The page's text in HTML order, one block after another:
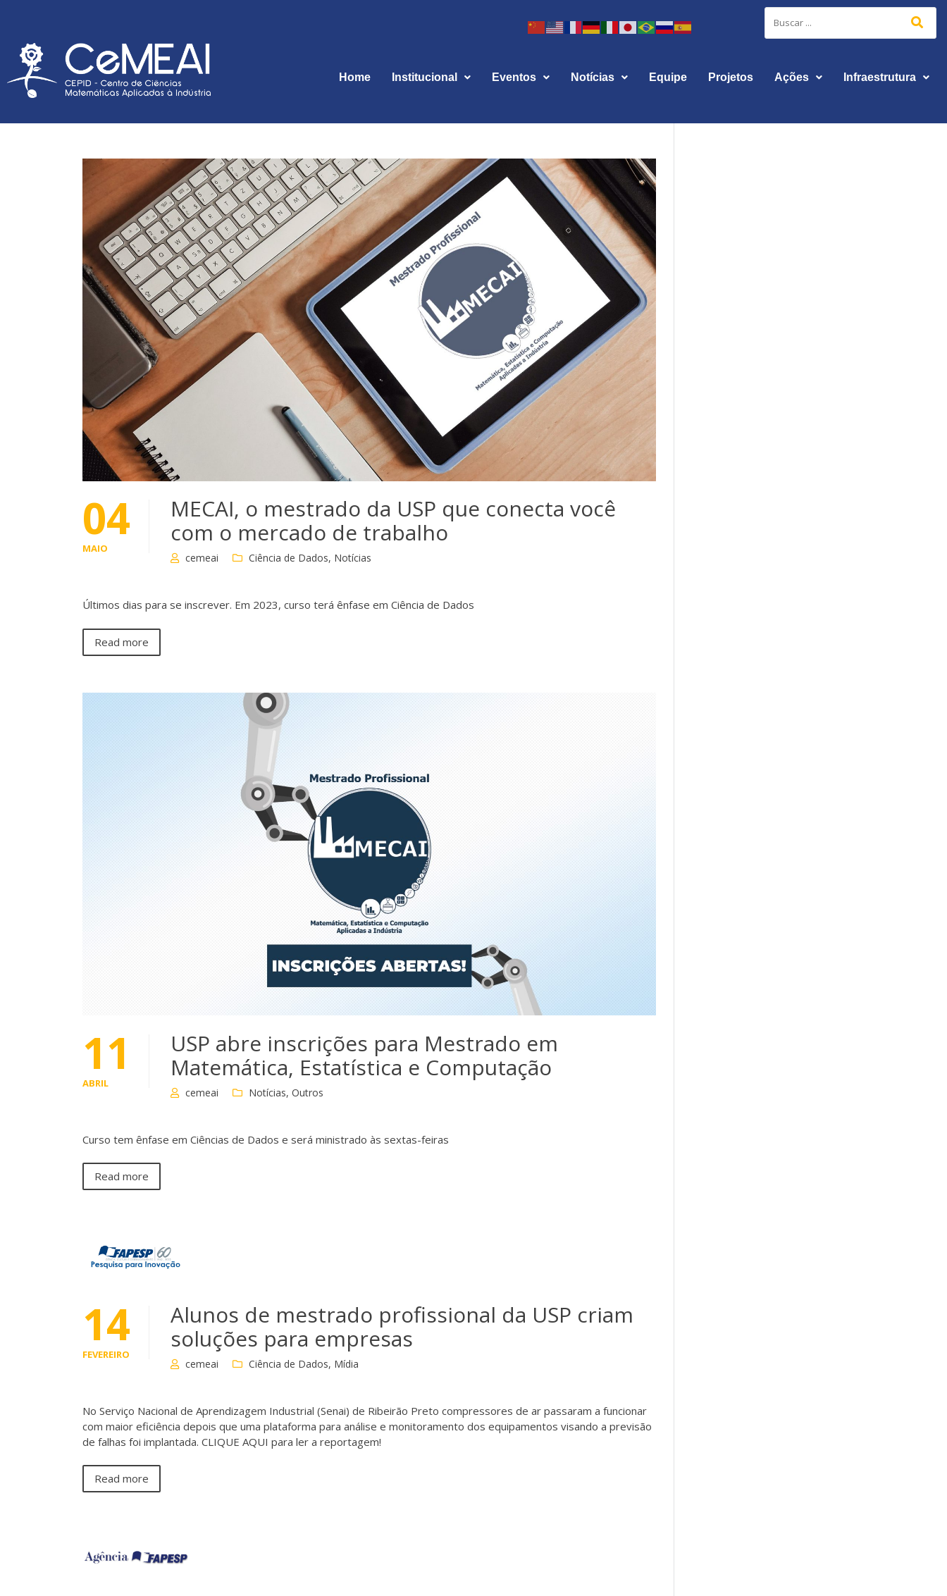
Home Institucional Eventos Notícias Equipe Projetos Ações Infraestrutura
04
MAIO
MECAI, o mestrado da USP que conecta você
com o mercado de trabalho
cemeai Ciência de Dados, Notícias
Últimos dias para se inscrever. Em 2023, curso terá ênfase em Ciência de Dados
Read more
11
ABRIL
USP abre inscrições para Mestrado em
Matemática, Estatística e Computação
cemeai Notícias, Outros
Curso tem ênfase em Ciências de Dados e será ministrado às sextas-feiras
Read more
14
FEVEREIRO
Alunos de mestrado profissional da USP criam
soluções para empresas
cemeai Ciência de Dados, Mídia
No Serviço Nacional de Aprendizagem Industrial (Senai) de Ribeirão Preto compressores de ar passaram a funcionar
com maior eficiência depois que uma plataforma para análise e monitoramento dos equipamentos visando a previsão
de falhas foi implantada. CLIQUE AQUI para ler a reportagem!
Read more